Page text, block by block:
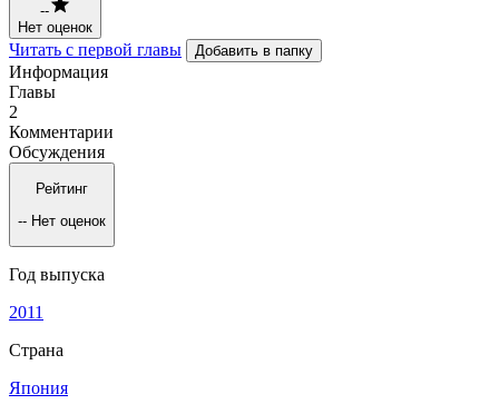
--
Нет оценок
Читать с первой главы Добавить в папку
Информация
Главы
2
Комментарии
Обсуждения
Рейтинг
-- Нет оценок
Год выпуска
2011
Страна
Япония